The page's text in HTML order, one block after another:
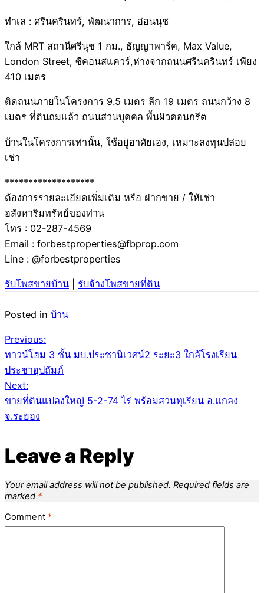
ทำเล : ศรีนครินทร์, พัฒนาการ, อ่อนนุช
ใกล้ MRT สถานีศรีนุช 1 กม., ธัญญาพาร์ค, Max Value,
London Street, ซีคอนสแควร์,ห่างจากถนนศรีนครินทร์ เพียง
410 เมตร
ติดถนนภายในโครงการ 9.5 เมตร ลึก 19 เมตร ถนนกว้าง 8
เมตร ที่ดินถมแล้ว ถนนส่วนบุคคล พื้นผิวคอนกรีต
บ้านในโครงการเท่านั้น, ใช้อยู่อาศัยเอง, เหมาะลงทุนปล่อย
เช่า
*******************
ต้องการรายละเอียดเพิ่มเติม หรือ ฝากขาย / ให้เช่า
อสังหาริมทรัพย์ของท่าน
โทร : 02-287-4569
Email : forbestproperties@fbprop.com
Line : @forbestproperties
รับโพสขายบ้าน รับจ้างโพสขายที่ดิน
Posted in บ้าน
Post
navigation
Previous:
ทาวน์โฮม 3 ชั้น มบ.ประชานิเวศน์2 ระยะ3 ใกล้โรงเรียน
ประชาอุปถัมภ์
Next:
ขายที่ดินแปลงใหญ่ 5-2-74 ไร่ พร้อมสวนทุเรียน อ.แกลง
จ.ระยอง
Leave a Reply
Your email address will not be published. Required fields are
marked *
Comment *